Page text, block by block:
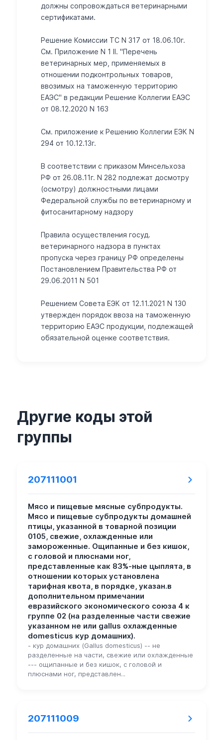
должны сопровождаться ветеринарными
сертификатами.
Решение Комиссии ТС N 317 от 18.06.10г.
См. Приложение N 1 II. "Перечень
ветеринарных мер, применяемых в
отношении подконтрольных товаров,
ввозимых на таможенную территорию
ЕАЭС" в редакции Решение Коллегии ЕАЭС
от 08.12.2020 N 163
Cм. приложение к Решению Коллегии ЕЭК N
294 от 10.12.13г.
В соответствии с приказом Минсельхоза
РФ от 26.08.11г. N 282 подлежат досмотру
(осмотру) должностными лицами
Федеральной службы по ветеринарному и
фитосанитарному надзору
Правила осуществления госуд.
ветеринарного надзора в пунктах
пропуска через границу РФ определены
Постановлением Правительства РФ от
29.06.2011 N 501
Решением Совета ЕЭК от 12.11.2021 N 130
утвержден порядок ввоза на таможенную
территорию ЕАЭС продукции, подлежащей
обязательной оценке соответствия.
Другие коды этой
группы
207111001
Мясо и пищевые мясные субпродукты.
Мясо и пищевые субпродукты домашней
птицы, указанной в товарной позиции
0105, свежие, охлажденные или
замороженные. Ощипанные и без кишок,
с головой и плюснами ног,
представленные как 83%-ные цыплята, в
отношении которых установлена
тарифная квота, в порядке, указан.в
дополнительном примечании
евразийского экономического союза 4 к
группе 02 (на разделенные части свежие
указанном не или gallus охлажденные
domesticus кур домашних).
- кур домашних (Gallus domesticus) -- не
разделенные на части, свежие или охлажденные
--- ощипанные и без кишок, с головой и
плюснами ног, представлен...
207111009